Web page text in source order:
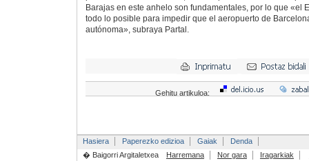
Barajas en este anhelo son fundamentales, por lo que «el
todo lo posible para impedir que el aeropuerto de
autónoma», subraya Partal.
Gehitu artikuloa:
Hasiera Paperezko edizioa Gaiak
Denda
� Baigorri Argitaletxea
Harremana Nor gara Iragarkiak